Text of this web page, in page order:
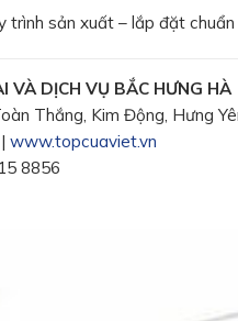
trình sản xuất – lắp đặt
VÀ DỊCH VỤ BẮC HƯNG HÀ
Thắng, Kim Động, Hưng
| www.topcuaviet.vn
8856